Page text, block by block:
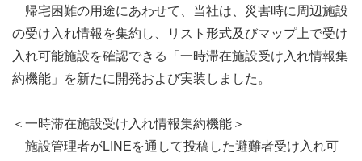
帰宅困難の用途にあわせて、当社は、災害時に周辺施設
の受け入れ情報を集約し、リスト形式及びマップ上で受け
入れ可能施設を確認できる「一時滞在施設受け入れ情報集
約機能」を新たに開発および実装しました。
＜一時滞在施設受け入れ情報集約機能＞
施設管理者がLINEを通して投稿した避難者受け入れ可